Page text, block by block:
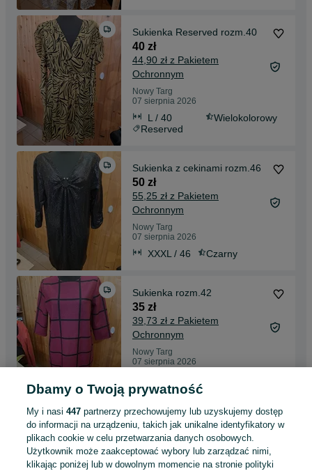
Sukienka Reserved rozm.40
40 zł
44,90 zł z Pakietem
Ochronnym
Nowy Targ
07 sierpnia 2026
L / 40
Wielokolorowy
Reserved
Sukienka z cekinami rozm.46
50 zł
55,25 zł z Pakietem
Ochronnym
Nowy Targ
07 sierpnia 2026
XXXL / 46 Czarny
Sukienka rozm.42
35 zł
39,73 zł z Pakietem
Ochronnym
Nowy Targ
07 sierpnia 2026
Sukienka Gina rozm.46
35 zł
39,73 zł z Pakietem
Ochronnym
Dbamy o Twoją prywatność
My i nasi447 partnerzy przechowujemy lub uzyskujemy dostęp
do informacji na urządzeniu, takich jak unikalne identyfikatory w
plikach cookie w celu przetwarzania danych osobowych.
Użytkownik może zaakceptować wybory lub zarządzać nimi,
klikając poniżej lub w dowolnym momencie na stronie polityki